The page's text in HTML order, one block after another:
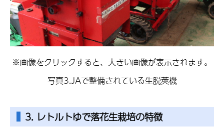
※画像をクリックすると、大きい画像が表示されます。
写真3.JAで整備されている生脱莢機
3. レトルトゆで落花生栽培の特徴